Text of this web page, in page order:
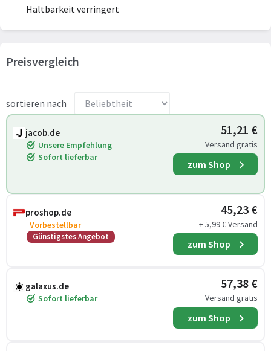
Haltbarkeit verringert
Preisvergleich
sortieren nach
jacob.de
Unsere Empfehlung
Sofort lieferbar
51,21 €
Versand gratis
zum Shop
proshop.de
Vorbestellbar
Günstigstes Angebot
45,23 €
+ 5,99 € Versand
zum Shop
galaxus.de
Sofort lieferbar
57,38 €
Versand gratis
zum Shop